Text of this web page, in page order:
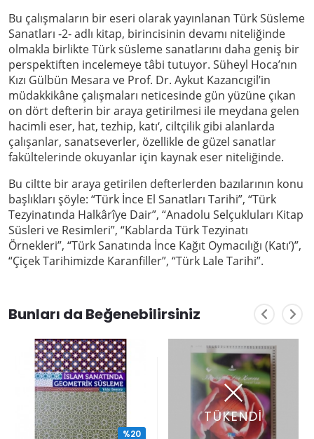
Bu çalışmaların bir eseri olarak yayınlanan Türk Süsleme
Sanatları -2- adlı kitap, birincisinin devamı niteliğinde
olmakla birlikte Türk süsleme sanatlarını daha geniş bir
perspektiften incelemeye tâbi tutuyor. Süheyl Hoca’nın
Kızı Gülbün Mesara ve Prof. Dr. Aykut Kazancıgil’in
müdakkikâne çalışmaları neticesinde gün yüzüne çıkan
on dört defterin bir araya getirilmesi ile meydana gelen
hacimli eser, hat, tezhip, katı‘, ciltçilik gibi alanlarda
çalışanlar, sanatseverler, özellikle de güzel sanatlar
fakültelerinde okuyanlar için kaynak eser niteliğinde.
Bu ciltte bir araya getirilen defterlerden bazılarının konu
başlıkları şöyle: “Türk İnce El Sanatları Tarihi”, “Türk
Tezyinatında Halkârîye Dair”, “Anadolu Selçukluları Kitap
Süsleri ve Resimleri”, “Kablarda Türk Tezyinatı
Örnekleri”, “Türk Sanatında İnce Kağıt Oymacılığı (Katı‘)”,
“Çiçek Tarihimizde Karanfiller”, “Türk Lale Tarihi”.
Bunları da Beğenebilirsiniz
%20
TÜKENDİ